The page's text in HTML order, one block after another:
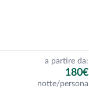
a partire da:
180€
notte/persona